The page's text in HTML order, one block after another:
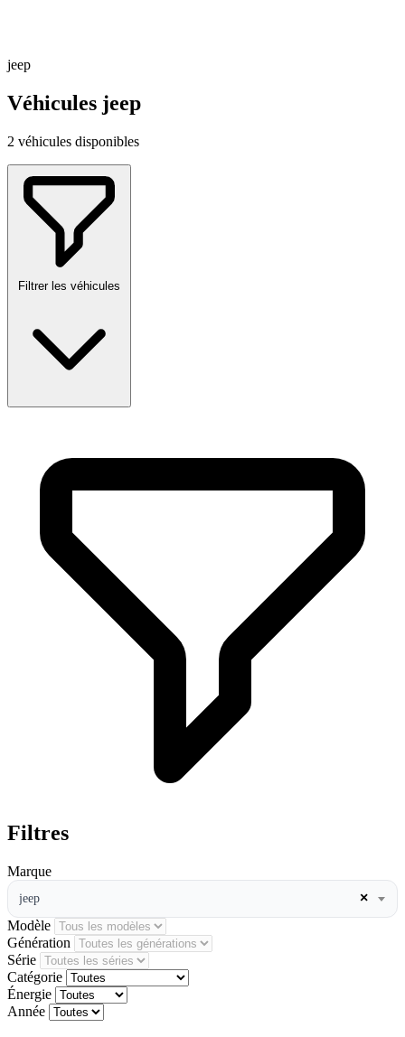
jeep
Véhicules jeep
2 véhicules disponibles
Filtrer les véhicules
Filtres
Marque
×
jeep
Modèle
Génération
Série
Catégorie
Énergie
Année